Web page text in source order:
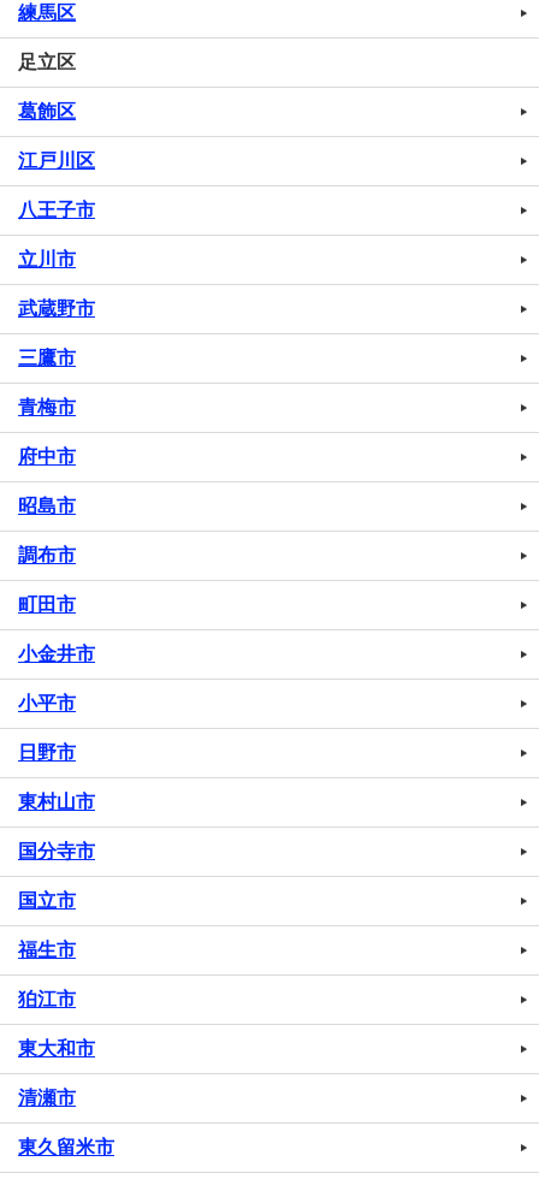
練馬区
足立区
葛飾区
江戸川区
八王子市
立川市
武蔵野市
三鷹市
青梅市
府中市
昭島市
調布市
町田市
小金井市
小平市
日野市
東村山市
国分寺市
国立市
福生市
狛江市
東大和市
清瀬市
東久留米市